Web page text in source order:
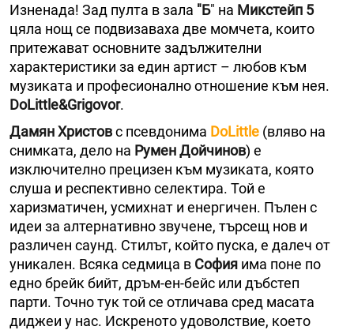
Изненада! Зад пулта в зала "Б" на Микстейп 5
цяла нощ се подвизаваха две момчета, които
притежават основните задължителни
характеристики за един артист – любов към
музиката и професионално отношение към нея.
DoLittle&Grigovor.
Дамян Христовс псевдонима DoLittle (вляво на
снимката, дело на РуменДойчинов) е
изключително прецизен към музиката, която
слуша и респективно селектира. Той е
харизматичен, усмихнат и енергичен. Пълен с
идеи за алтернативно звучене, търсещ нов и
различен саунд. Стилът, който пуска, е далеч от
уникален. Всяка седмица в София има поне по
едно брейк бийт, дръм-ен-бейс или дъбстеп
парти. Точно тук той се отличава сред масата
диджеи у нас. Искреното удоволствие, което